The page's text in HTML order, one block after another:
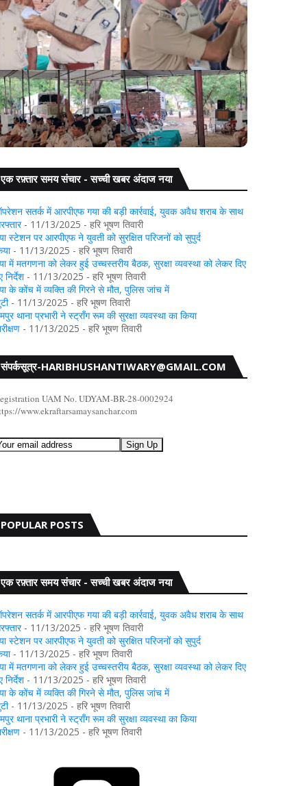
को पहनाया गया बैज
एक रफ़्तार समय संचार - सच्ची खबर अंदाज नया
सतर्क में आरपीएफ गया की बड़ी कार्रवाई, युवक अवैध शराब के साथ
- 11/13/2025 - हरि भूषण तिवारी
स्टेशन पर आरपीएफ ने युवती को सुरक्षित परिजनों को सुपुर्द
- 11/13/2025 - हरि भूषण तिवारी
में मतगणना को लेकर हुई उच्चस्तरीय बैठक, सुरक्षा व्यवस्था को लेकर दिए
निर्देश- 11/13/2025 - हरि भूषण तिवारी
के कोंच में व्यक्ति की गिरने से मौत, पुलिस जांच में
- 11/13/2025 - हरि भूषण तिवारी
थाना प्रभारी ने स्ट्रॉंग रूम की सुरक्षा व्यवस्था का किया
- 11/13/2025 - हरि भूषण तिवारी
संपर्कसूत्र-HARIBHUSHANTIWARY@GMAIL.COM
UAM No. UDYAM-BR-28-0002924
www.ekraftarsamaysanchar.com
POPULAR POSTS
एक रफ़्तार समय संचार - सच्ची खबर अंदाज नया
सतर्क में आरपीएफ गया की बड़ी कार्रवाई, युवक अवैध शराब के साथ
- 11/13/2025 - हरि भूषण तिवारी
स्टेशन पर आरपीएफ ने युवती को सुरक्षित परिजनों को सुपुर्द
- 11/13/2025 - हरि भूषण तिवारी
में मतगणना को लेकर हुई उच्चस्तरीय बैठक, सुरक्षा व्यवस्था को लेकर दिए
निर्देश- 11/13/2025 - हरि भूषण तिवारी
के कोंच में व्यक्ति की गिरने से मौत, पुलिस जांच में
- 11/13/2025 - हरि भूषण तिवारी
थाना प्रभारी ने स्ट्रॉंग रूम की सुरक्षा व्यवस्था का किया
- 11/13/2025 - हरि भूषण तिवारी